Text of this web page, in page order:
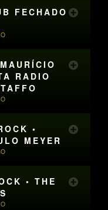
FECHADO
RADIO
•
MEYER
• THE